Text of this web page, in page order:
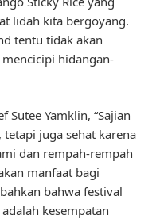
lidah kita bergoyang.
tentu tidak akan
hidangan-
Sutee Yamklin, “Sajian
tetapi juga sehat karena
dan rempah-rempah
manfaat bagi
bahwa festival
kesempatan